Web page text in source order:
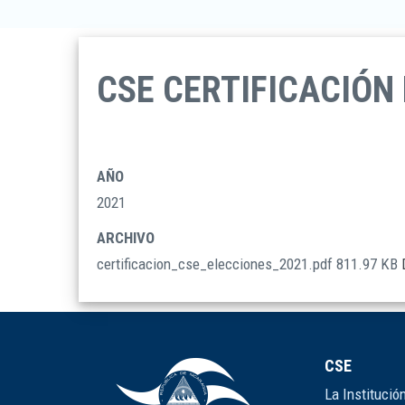
CSE
AÑO
2021
ARCHIVO
certificacion_cse_elecciones_2021.pdf 811.97 KB
CSE
La